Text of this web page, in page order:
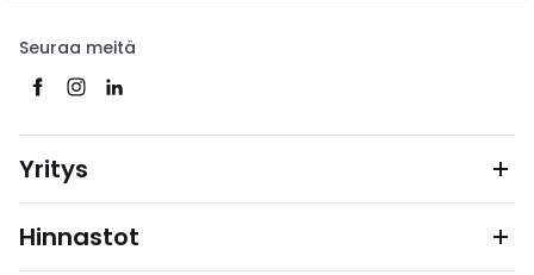
Seuraa meitä
Yritys
Hinnastot